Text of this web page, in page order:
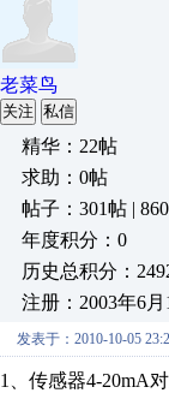
老菜鸟
关注 私信
精华：22帖
求助：0帖
帖子：301帖 |
年度积分：0
历史总积分：
注册：2003年6月
发表于：2010-10-05
1、传感器4-20mA